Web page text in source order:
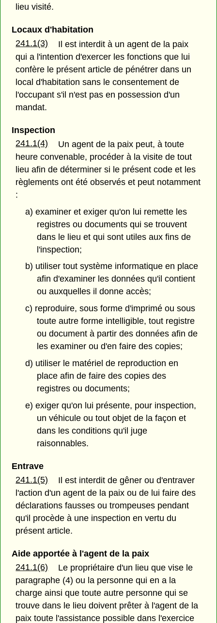
lieu visité.
Locaux d'habitation
241.1(3)
Il est interdit à un agent de la paix
qui a l'intention d'exercer les fonctions que lui
confère le présent article de pénétrer dans un
local d'habitation sans le consentement de
l'occupant s'il n'est pas en possession d'un
mandat.
Inspection
241.1(4)
Un agent de la paix peut, à toute
heure convenable, procéder à la visite de tout
lieu afin de déterminer si le présent code et les
règlements ont été observés et peut notamment
:
a) examiner et exiger qu'on lui remette les
registres ou documents qui se trouvent
dans le lieu et qui sont utiles aux fins de
l'inspection;
b) utiliser tout système informatique en place
afin d'examiner les données qu'il contient
ou auxquelles il donne accès;
c) reproduire, sous forme d'imprimé ou sous
toute autre forme intelligible, tout registre
ou document à partir des données afin de
les examiner ou d'en faire des copies;
d) utiliser le matériel de reproduction en
place afin de faire des copies des
registres ou documents;
e) exiger qu'on lui présente, pour inspection,
un véhicule ou tout objet de la façon et
dans les conditions qu'il juge
raisonnables.
Entrave
241.1(5)
Il est interdit de gêner ou d'entraver
l'action d'un agent de la paix ou de lui faire des
déclarations fausses ou trompeuses pendant
qu'il procède à une inspection en vertu du
présent article.
Aide apportée à l'agent de la paix
241.1(6)
Le propriétaire d'un lieu que vise le
paragraphe (4) ou la personne qui en a la
charge ainsi que toute autre personne qui se
trouve dans le lieu doivent prêter à l'agent de la
paix toute l'assistance possible dans l'exercice